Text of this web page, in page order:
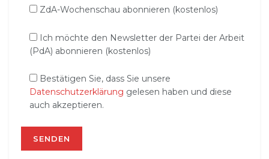
ZdA-Wochenschau abonnieren (kostenlos)
Ich möchte den Newsletter der Partei der Arbeit
(PdA) abonnieren (kostenlos)
Bestätigen Sie, dass Sie unsere
Datenschutzerklärung gelesen haben und diese
auch akzeptieren.